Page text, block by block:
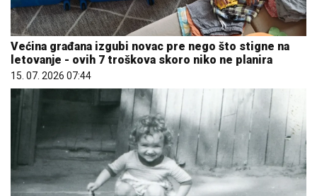
Većina građana izgubi novac pre nego što stigne na
letovanje - ovih 7 troškova skoro niko ne planira
15. 07. 2026 07:44